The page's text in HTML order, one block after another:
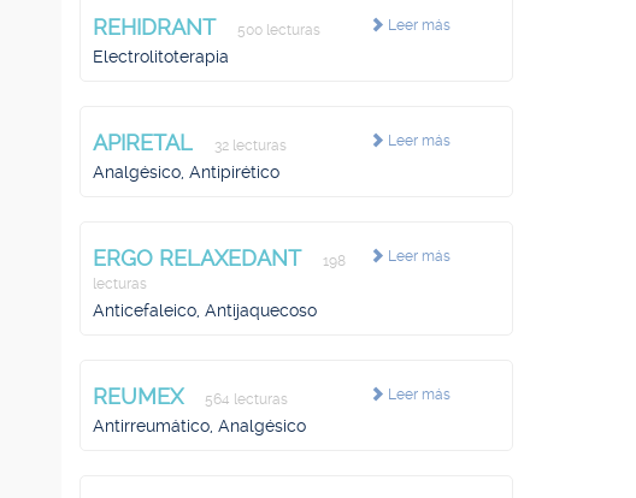
Leer más
REHIDRANT 500 lecturas
Electrolitoterapia
Leer más
APIRETAL 32 lecturas
Analgésico, Antipirético
Leer más
ERGO RELAXEDANT
198
lecturas
Anticefaleico, Antijaquecoso
Leer más
REUMEX 564 lecturas
Antirreumático, Analgésico